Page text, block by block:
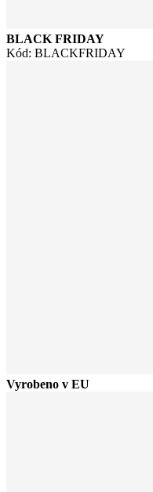
BLACK FRIDAY
Kód: BLACKFRIDAY
Vyrobeno v EU